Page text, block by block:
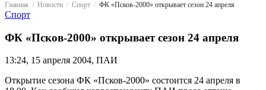
Главная Новости Спорт ФК «Псков-2000» открывает сезон 24 апреля
Спорт
ФК «Псков-2000» открывает сезон 24 апреля
13:24, 15 апреля 2004, ПАИ
Открытие сезона ФК «Псков-2000» состоится 24 апреля в